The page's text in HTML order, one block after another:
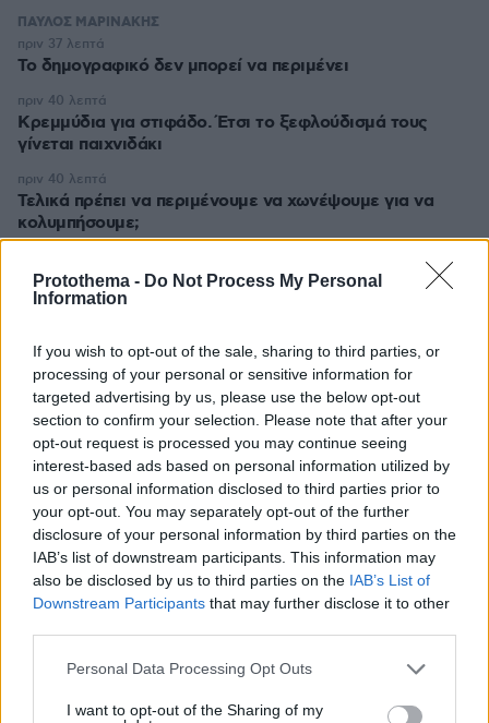
Protothema - Do Not Process My Personal
Information
If you wish to opt-out of the sale, sharing to third parties, or
processing of your personal or sensitive information for
targeted advertising by us, please use the below opt-out
section to confirm your selection. Please note that after your
opt-out request is processed you may continue seeing
interest-based ads based on personal information utilized by
us or personal information disclosed to third parties prior to
your opt-out. You may separately opt-out of the further
disclosure of your personal information by third parties on the
IAB’s list of downstream participants. This information may
also be disclosed by us to third parties on the IAB’s List of
Downstream Participants that may further disclose it to other
Please note that this website/app uses one or more Google
not limited to your visit or usage behaviour. You may click to
Personal Data Processing Opt Outs
I want to opt-out of the Sharing of my
ΠΑΥΛΟΣ ΜΑΡΙΝΑΚΗΣ
Το δημογραφικό δεν μπορεί να περιμένει
πριν 37 λεπτά
Κρεμμύδια για στιφάδο. Έτσι το ξεφλούδισμά τους
γίνεται παιχνιδάκι
πριν 40 λεπτά
Τελικά πρέπει να περιμένουμε να χωνέψουμε για να
κολυμπήσουμε;
πριν 40 λεπτά
ΔΕΙΤΕ ΟΛΕΣ ΤΙΣ ΕΙΔΗΣΕΙΣ
ΤΑ ΠΙΟ ΔΗΜΟΦΙΛΗ